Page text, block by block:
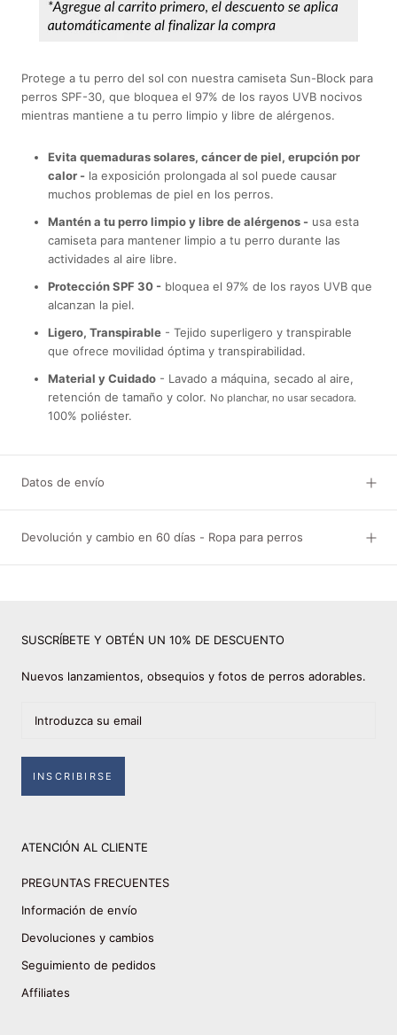
Protege a tu perro del sol con nuestra camiseta Sun-Block para
perros SPF-30, que bloquea el 97% de los rayos UVB nocivos
mientras mantiene a tu perro limpio y libre de alérgenos.
Evita quemaduras solares, cáncer de piel, erupción por
calor - la exposición prolongada al sol puede causar
muchos problemas de piel en los perros.
Mantén a tu perro limpio y libre de alérgenos - usa esta
camiseta para mantener limpio a tu perro durante las
actividades al aire libre.
Protección SPF 30 - bloquea el 97% de los rayos UVB que
alcanzan la piel.
Ligero, Transpirable - Tejido superligero y transpirable
que ofrece movilidad óptima y transpirabilidad.
Material y Cuidado - Lavado a máquina, secado al aire,
retención de tamaño y color. No planchar, no usar secadora.
100% poliéster.
Datos de envío
Devolución y cambio en 60 días - Ropa para perros
SUSCRÍBETE Y OBTÉN UN 10% DE DESCUENTO
Nuevos lanzamientos, obsequios y fotos de perros adorables.
INSCRIBIRSE
ATENCIÓN AL CLIENTE
PREGUNTAS FRECUENTES
Información de envío
Devoluciones y cambios
Seguimiento de pedidos
Affiliates